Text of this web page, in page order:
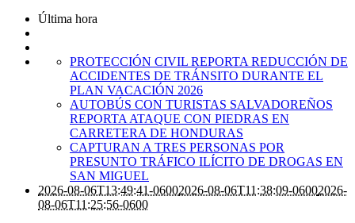
Última hora
PROTECCIÓN CIVIL REPORTA REDUCCIÓN DE
ACCIDENTES DE TRÁNSITO DURANTE EL
PLAN VACACIÓN 2026
AUTOBÚS CON TURISTAS SALVADOREÑOS
REPORTA ATAQUE CON PIEDRAS EN
CARRETERA DE HONDURAS
CAPTURAN A TRES PERSONAS POR
PRESUNTO TRÁFICO ILÍCITO DE DROGAS EN
SAN MIGUEL
2026-08-06T13:49:41-06002026-08-06T11:38:09-06002026-
08-06T11:25:56-0600